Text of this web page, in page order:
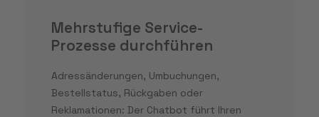
Mehrstufige Service-
Prozesse durchführen
Adressänderungen, Umbuchungen,
Bestellstatus, Rückgaben oder
Reklamationen: Der Chatbot führt Ihren